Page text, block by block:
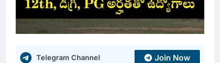
Telegram Channel Join Now